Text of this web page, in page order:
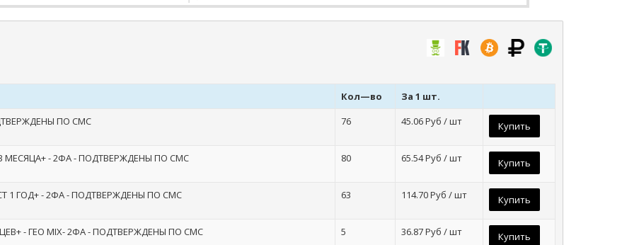
Кол—во
За 1 шт.
ПО СМС
76 45.06Руб / шт Купить
3 МЕСЯЦА+ - 2ФА - ПОДТВЕРЖДЕНЫ ПО СМС 80 65.54Руб / шт Купить
1 ГОД+ - 2ФА - ПОДТВЕРЖДЕНЫ ПО СМС 63 114.70Руб / шт Купить
- ГЕО MIX- 2ФА - ПОДТВЕРЖДЕНЫ ПО СМС 5 36.87Руб / шт Купить